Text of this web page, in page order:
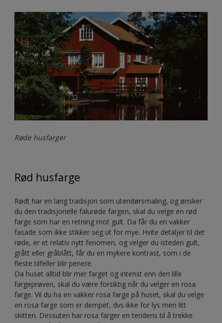
Røde husfarger
Rød husfarge
Rødt har en lang tradisjon som utendørsmaling, og ønsker
du den tradisjonelle falurøde fargen, skal du velge en rød
farge som har en retning mot gult. Da får du en vakker
fasade som ikke stikker seg ut for mye. Hvite detaljer til det
røde, er et relativ nytt fenomen, og velger du isteden gult,
grått eller gråblått, får du en mykere kontrast, som i de
fleste tilfeller blir penere.
Da huset alltid blir mer farget og intenst enn den lille
fargeprøven, skal du være forsiktig når du velger en rosa
farge. Vil du ha en vakker rosa farge på huset, skal du velge
en rosa farge som er dempet, dvs ikke for lys men litt
skitten. Dessuten har rosa farger en tendens til å trekke